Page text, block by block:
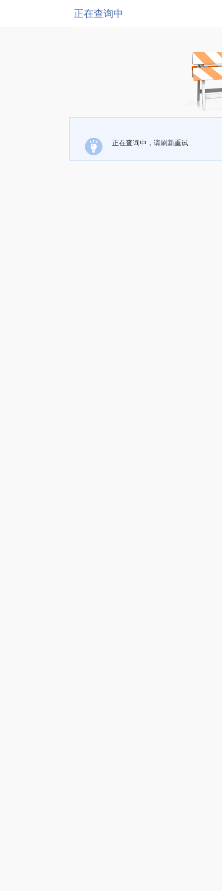
正在查询中
正在查询中，请刷新重试